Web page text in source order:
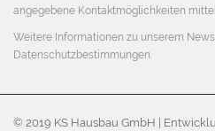
angegebene Kontaktmöglichkeiten
Weitere Informationen zu unserem
Datenschutzbestimmungen.
© 2019 KS Hausbau GmbH |